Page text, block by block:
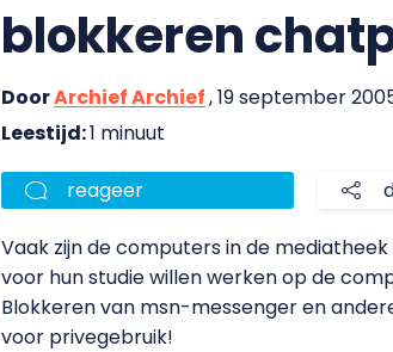
blokkeren
DoorArchief Archief, 19 september
Leestijd:1 minuut
reageer
Vaak zijn de computers in de
voor hun studie willen werken op de
Blokkeren van msn-messenger en
voor privegebruik!